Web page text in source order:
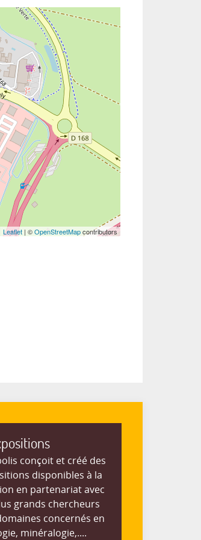
Leaflet | ©OpenStreetMapcontributors
conçoit et créé des
disponibles à la
en partenariat avec
grands chercheurs
concernés en
minéralogie,....